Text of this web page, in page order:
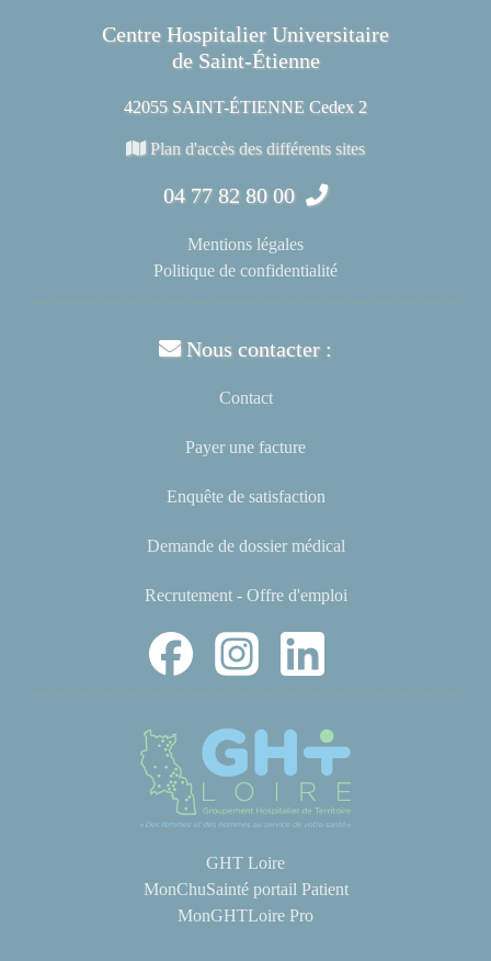
Centre Hospitalier Universitaire
de Saint-Étienne
42055 SAINT-ÉTIENNE Cedex 2
Plan d'accès des différents sites
04 77 82 80 00
Mentions légales
Politique de confidentialité
Nous contacter :
Contact
Payer une facture
Enquête de satisfaction
Demande de dossier médical
Recrutement - Offre d'emploi
GHT Loire
MonChuSainté portail Patient
MonGHTLoire Pro